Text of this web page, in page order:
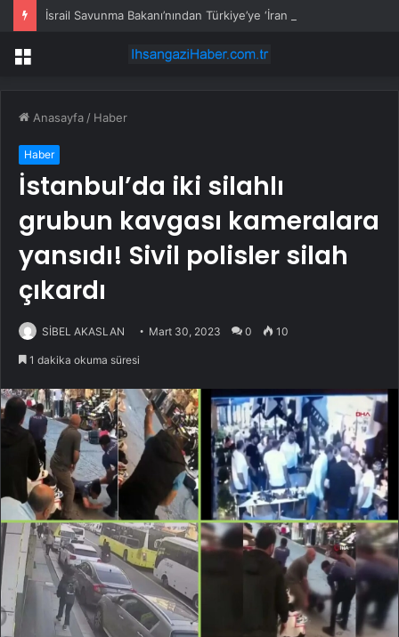
Menü
Anasayfa / Haber
Haber
İstanbul’da iki silahlı
grubun kavgası kameralara
yansıdı! Sivil polisler silah
çıkardı
SİBEL AKASLAN Mart 30, 2023 0 10
1 dakika okuma süresi